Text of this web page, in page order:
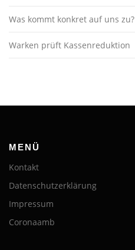
Was kommt konkret auf uns zu?
Warken prüft Kassenreduktion
MENÜ
Kontakt
Datenschutzerklärung
Impressum
Coronaamb